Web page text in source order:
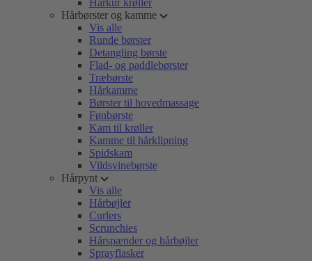
Hårkur krøller
Hårbørster og kamme
Vis alle
Runde børster
Detangling børste
Flad- og paddlebørster
Træbørste
Hårkamme
Børster til hovedmassage
Fønbørste
Kam til krøller
Kamme til hårklipning
Spidskam
Vildsvinebørste
Hårpynt
Vis alle
Hårbøjler
Curlers
Scrunchies
Hårspænder og hårbøjler
Sprayflasker